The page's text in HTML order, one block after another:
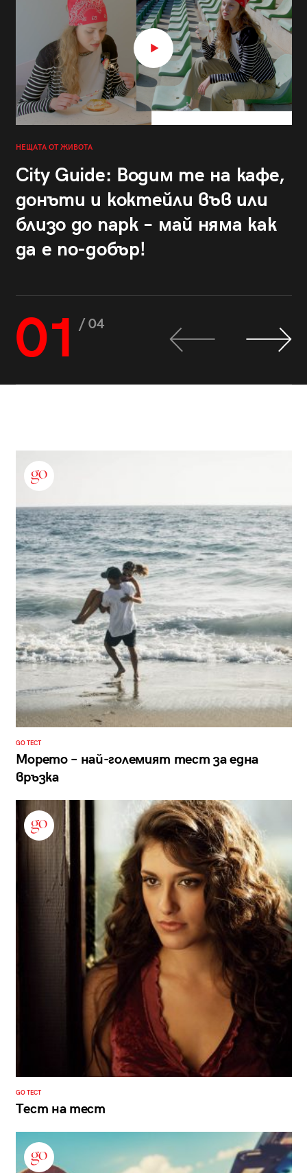
НЕЩАТА ОТ ЖИВОТА
City Guide: Водим те на кафе,
донъти и коктейли във или
близо до парк – май няма как
да е по-добър!
01 / 04
GO ТЕСТ
Морето – най-големият тест за една
връзка
GO ТЕСТ
Тест на тест